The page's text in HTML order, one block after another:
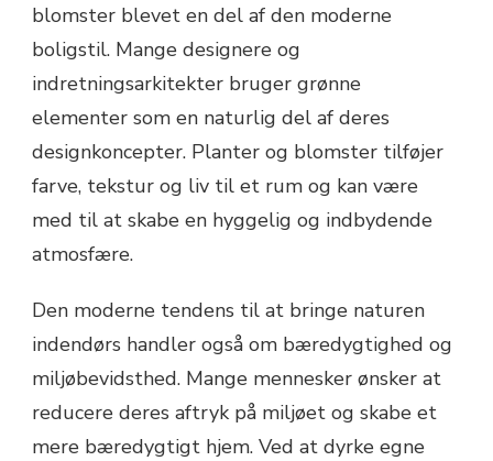
blomster blevet en del af den moderne
boligstil. Mange designere og
indretningsarkitekter bruger grønne
elementer som en naturlig del af deres
designkoncepter. Planter og blomster tilføjer
farve, tekstur og liv til et rum og kan være
med til at skabe en hyggelig og indbydende
atmosfære.
Den moderne tendens til at bringe naturen
indendørs handler også om bæredygtighed og
miljøbevidsthed. Mange mennesker ønsker at
reducere deres aftryk på miljøet og skabe et
mere bæredygtigt hjem. Ved at dyrke egne